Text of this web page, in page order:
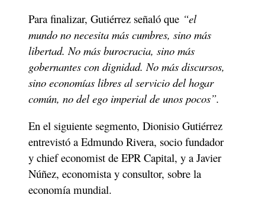
Para finalizar, Gutiérrez señaló que “el
mundo no necesita más cumbres, sino más
libertad. No más burocracia, sino más
gobernantes con dignidad. No más discursos,
sino economías libres al servicio del hogar
común, no del ego imperial de unos pocos”.
En el siguiente segmento, Dionisio Gutiérrez
entrevistó a Edmundo Rivera, socio fundador
y chief economist de EPR Capital, y a Javier
Núñez, economista y consultor, sobre la
economía mundial.